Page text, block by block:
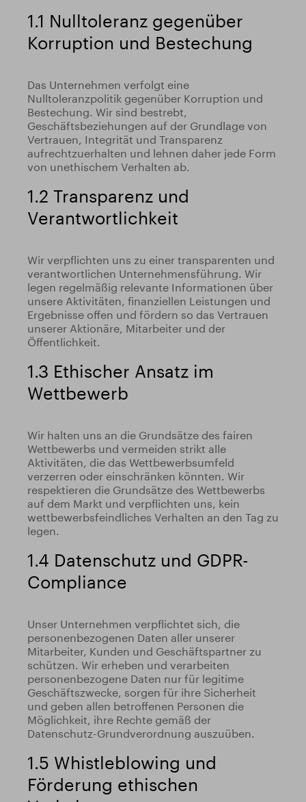
1.1 Nulltoleranz gegenüber
Korruption und Bestechung
Das Unternehmen verfolgt eine
Nulltoleranzpolitik gegenüber Korruption und
Bestechung. Wir sind bestrebt,
Geschäftsbeziehungen auf der Grundlage von
Vertrauen, Integrität und Transparenz
aufrechtzuerhalten und lehnen daher jede Form
von unethischem Verhalten ab.
1.2 Transparenz und
Verantwortlichkeit
Wir verpflichten uns zu einer transparenten und
verantwortlichen Unternehmensführung. Wir
legen regelmäßig relevante Informationen über
unsere Aktivitäten, finanziellen Leistungen und
Ergebnisse offen und fördern so das Vertrauen
unserer Aktionäre, Mitarbeiter und der
Öffentlichkeit.
1.3 Ethischer Ansatz im
Wettbewerb
Wir halten uns an die Grundsätze des fairen
Wettbewerbs und vermeiden strikt alle
Aktivitäten, die das Wettbewerbsumfeld
verzerren oder einschränken könnten. Wir
respektieren die Grundsätze des Wettbewerbs
auf dem Markt und verpflichten uns, kein
wettbewerbsfeindliches Verhalten an den Tag zu
legen.
1.4 Datenschutz und GDPR-
Compliance
Unser Unternehmen verpflichtet sich, die
personenbezogenen Daten aller unserer
Mitarbeiter, Kunden und Geschäftspartner zu
schützen. Wir erheben und verarbeiten
personenbezogene Daten nur für legitime
Geschäftszwecke, sorgen für ihre Sicherheit
und geben allen betroffenen Personen die
Möglichkeit, ihre Rechte gemäß der
Datenschutz-Grundverordnung auszuüben.
1.5 Whistleblowing und
Förderung ethischen